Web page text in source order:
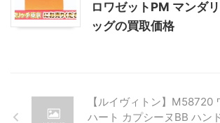
ロワゼットPM マンダ
ッグの買取価格
【ルイヴィトン】M58720
ハート カプシーヌBB ハン